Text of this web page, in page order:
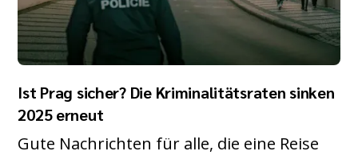
Ist Prag sicher? Die Kriminalitätsraten sinken
2025 erneut
Gute Nachrichten für alle, die eine Reise